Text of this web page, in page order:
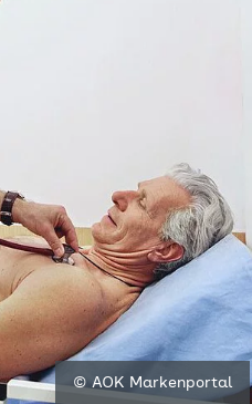
© AOK Markenportal